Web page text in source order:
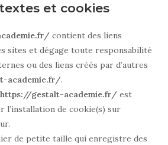
et cookies
contient des liens
sites et dégage toute responsabilité
ou des liens créés par d’autres
academie.fr/.
https://gestalt-academie.fr/ est
l’installation de cookie(s) sur
de petite taille qui enregistre des